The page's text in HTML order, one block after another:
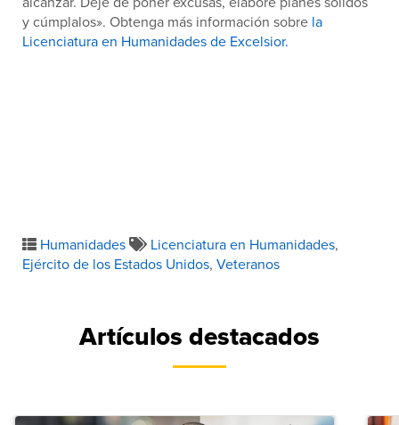
y cúmplalos». Obtenga más información sobre la
Licenciatura en Humanidades de Excelsior.
Humanidades Licenciatura en Humanidades,
Ejército de los Estados Unidos, Veteranos
Artículos destacados